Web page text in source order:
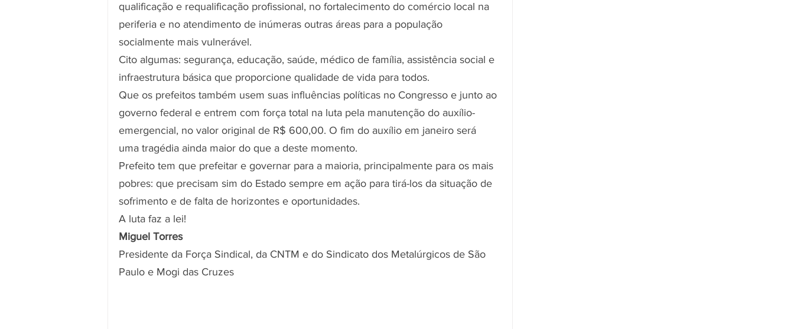
qualificação e requalificação profissional, no fortalecimento do comércio local na
periferia e no atendimento de inúmeras outras áreas para a população
socialmente mais vulnerável.
Cito algumas: segurança, educação, saúde, médico de família, assistência social e
infraestrutura básica que proporcione qualidade de vida para todos.
Que os prefeitos também usem suas influências políticas no Congresso e junto ao
governo federal e entrem com força total na luta pela manutenção do auxílio-
emergencial, no valor original de R$ 600,00. O fim do auxílio em janeiro será
uma tragédia ainda maior do que a deste momento.
Prefeito tem que prefeitar e governar para a maioria, principalmente para os mais
pobres: que precisam sim do Estado sempre em ação para tirá-los da situação de
sofrimento e de falta de horizontes e oportunidades.
A luta faz a lei!
Miguel Torres
Presidente da Força Sindical, da CNTM e do Sindicato dos Metalúrgicos de São
Paulo e Mogi das Cruzes